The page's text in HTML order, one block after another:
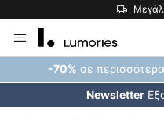
Μετάβαση
στο
περιεχόμενο
-70% σε
Newsletter